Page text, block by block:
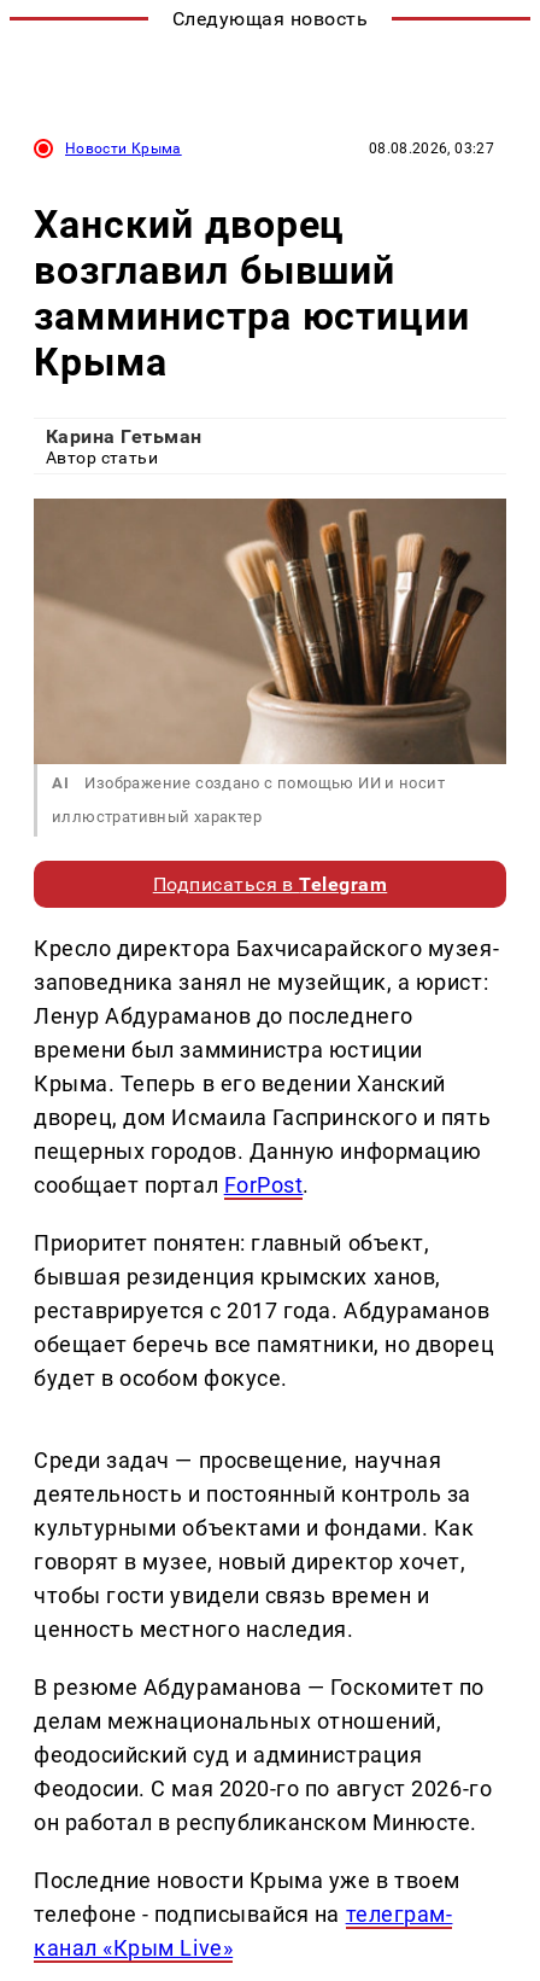
Следующая новость
Новости Крыма 08.08.2026, 03:27
Ханский дворец
возглавил бывший
замминистра юстиции
Крыма
Карина Гетьман
Автор статьи
AI
Изображение создано с помощью ИИ и носит
иллюстративный характер
Подписаться вTelegram
Кресло директора Бахчисарайского музея-
заповедника занял не музейщик, а юрист:
Ленур Абдураманов до последнего
времени был замминистра юстиции
Крыма. Теперь в его ведении Ханский
дворец, дом Исмаила Гаспринского и пять
пещерных городов. Данную информацию
сообщает портал ForPost.
Приоритет понятен: главный объект,
бывшая резиденция крымских ханов,
реставрируется с 2017 года. Абдураманов
обещает беречь все памятники, но дворец
будет в особом фокусе.
Среди задач — просвещение, научная
деятельность и постоянный контроль за
культурными объектами и фондами. Как
говорят в музее, новый директор хочет,
чтобы гости увидели связь времен и
ценность местного наследия.
В резюме Абдураманова — Госкомитет по
делам межнациональных отношений,
феодосийский суд и администрация
Феодосии. С мая 2020-го по август 2026-го
он работал в республиканском Минюсте.
Последние новости Крыма уже в твоем
телефоне - подписывайся на телеграм-
канал «Крым Live»